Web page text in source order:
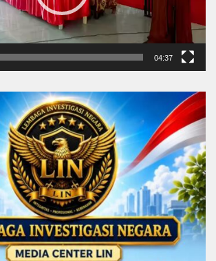
04:37